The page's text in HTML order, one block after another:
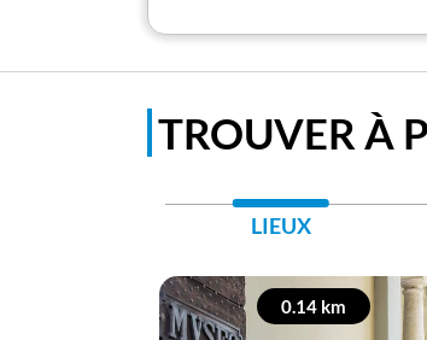
TROUVER À
LIEUX
0.14 km